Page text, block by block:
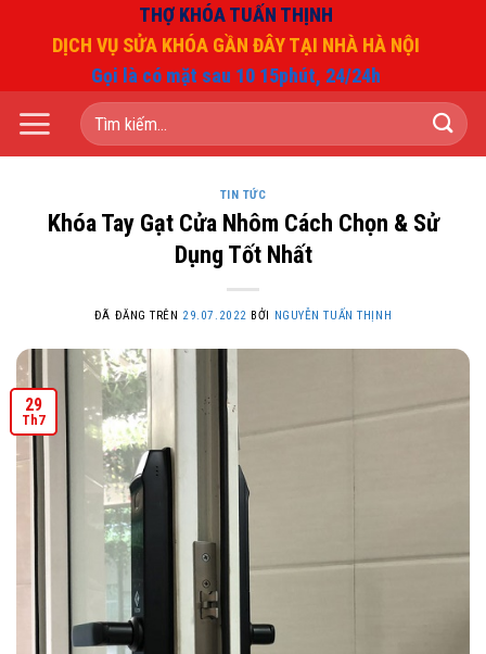
dung
THỢ KHÓA TUẤN THỊNH
DỊCH VỤ SỬA KHÓA GẦN ĐÂY TẠI NHÀ HÀ NỘI
Gọi là có mặt sau 10 15phút, 24/24h
Tìm
kiếm:
TIN TỨC
Khóa Tay Gạt Cửa Nhôm Cách Chọn & Sử
Dụng Tốt Nhất
ĐÃ ĐĂNG TRÊN 29.07.2022 BỞI NGUYỄN TUẤN THỊNH
29
Th7